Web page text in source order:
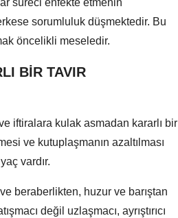
süreci enfekte etmenin
sorumluluk düşmektedir. Bu
öncelikli meseledir.
BİR TAVIR
iftiralara kulak asmadan kararlı bir
ve kutuplaşmanın azaltılması
vardır.
beraberlikten, huzur ve barıştan
değil uzlaşmacı, ayrıştırıcı